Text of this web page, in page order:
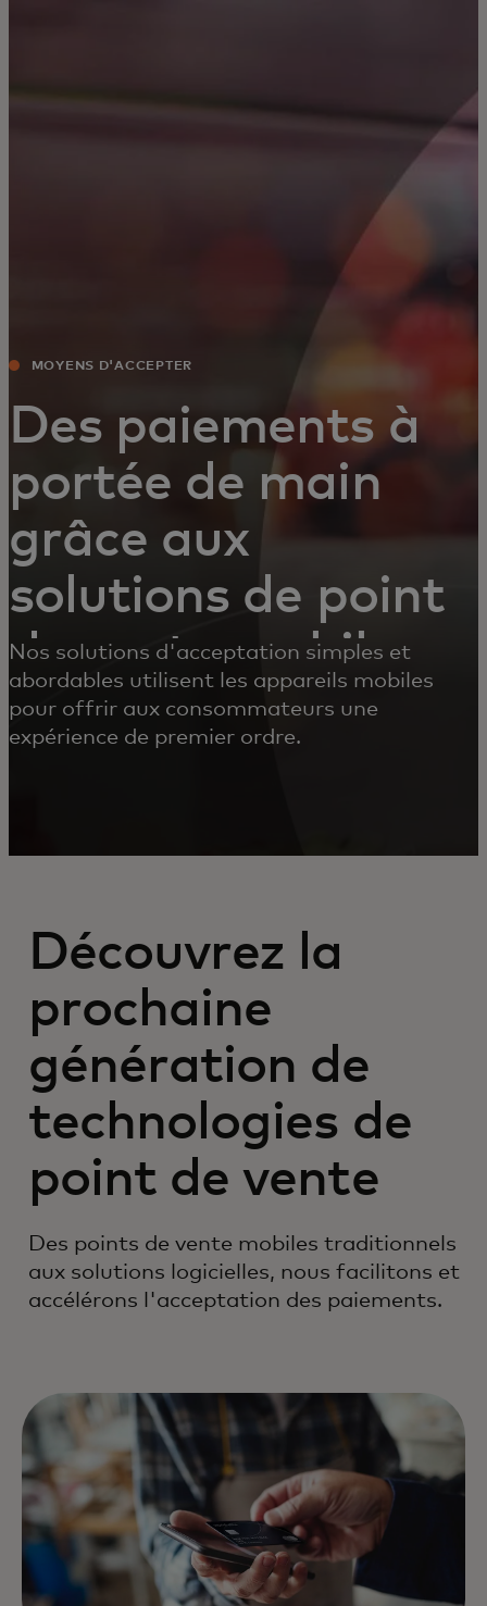
Pour les entreprises
MOYENS D'ACCEPTER
Des paiements à
portée de main
grâce aux
solutions de point
de vente mobiles
Nos solutions d'acceptation simples et
abordables utilisent les appareils mobiles
pour offrir aux consommateurs une
expérience de premier ordre.
Découvrez la
prochaine
génération de
technologies de
point de vente
Des points de vente mobiles traditionnels
aux solutions logicielles, nous facilitons et
accélérons l'acceptation des paiements.